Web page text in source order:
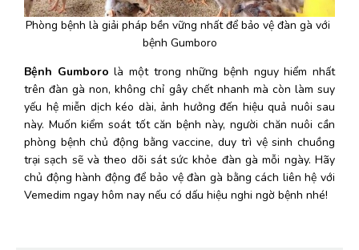
Phòng bệnh là giải pháp bền vững nhất để bảo vệ đàn gà với
bệnh Gumboro
Bệnh Gumboro là một trong những bệnh nguy hiểm nhất
trên đàn gà non, không chỉ gây chết nhanh mà còn làm suy
yếu hệ miễn dịch kéo dài, ảnh hưởng đến hiệu quả nuôi sau
này. Muốn kiểm soát tốt căn bệnh này, người chăn nuôi cần
phòng bệnh chủ động bằng vaccine, duy trì vệ sinh chuồng
trại sạch sẽ và theo dõi sát sức khỏe đàn gà mỗi ngày. Hãy
chủ động hành động để bảo vệ đàn gà bằng cách liên hệ với
Vemedim ngay hôm nay nếu có dấu hiệu nghi ngờ bệnh nhé!